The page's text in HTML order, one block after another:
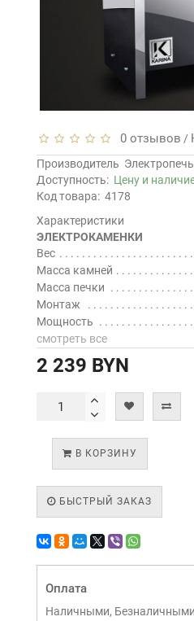
0 отзывов /
Производитель
Доступность: Цену и
Код товара: 4178
Характеристики
ЭЛЕКТРОКАМЕНКИ
Вес
Масса камней
Масса печки
Монтаж
Мощность
смотреть все
2 239 BYN
В КОРЗИНУ
БЫСТРЫЙ ЗАКАЗ
Оплата
Наличными,